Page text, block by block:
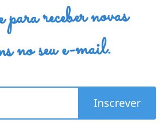
receber novas
no seu e-mail.